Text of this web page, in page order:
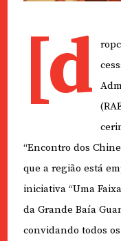
[d
“Encontro dos
que a região está
iniciativa “Uma
da Grande Baía
convidando todos